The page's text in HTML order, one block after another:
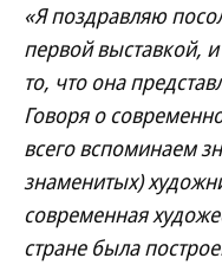
«Я поздравляю
первой выставкой,
то, что она
Говоря о
всего вспоминаем
знаменитых)
современная
стране была